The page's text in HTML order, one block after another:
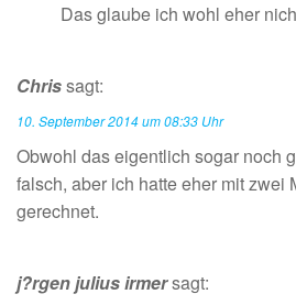
Das glaube ich wohl eher
Chrissagt:
10. September 2014 um 08:33 Uhr
Obwohl das eigentlich sogar noch
falsch, aber ich hatte eher mit zwei
gerechnet.
j?rgen julius irmersagt: